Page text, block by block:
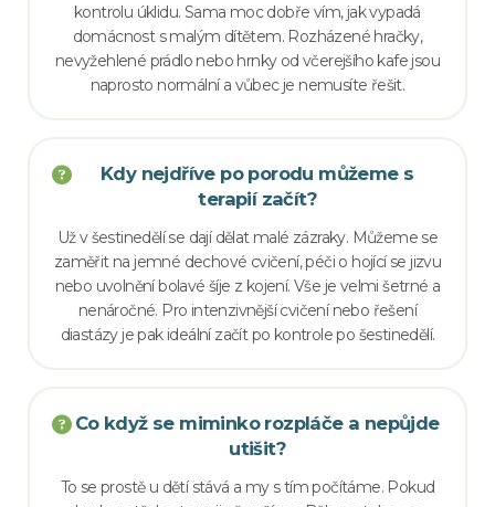
kontrolu úklidu. Sama moc dobře vím, jak vypadá
domácnost s malým dítětem. Rozházené hračky,
nevyžehlené prádlo nebo hrnky od včerejšího kafe jsou
naprosto normální a vůbec je nemusíte řešit.
Kdy nejdříve po porodu můžeme s
terapií začít?
Už v šestinedělí se dají dělat malé zázraky. Můžeme se
zaměřit na jemné dechové cvičení, péči o hojící se jizvu
nebo uvolnění bolavé šíje z kojení. Vše je velmi šetrné a
nenáročné. Pro intenzivnější cvičení nebo řešení
diastázy je pak ideální začít po kontrole po šestinedělí.
Co když se miminko rozpláče a nepůjde
utišit?
To se prostě u dětí stává a my s tím počítáme. Pokud